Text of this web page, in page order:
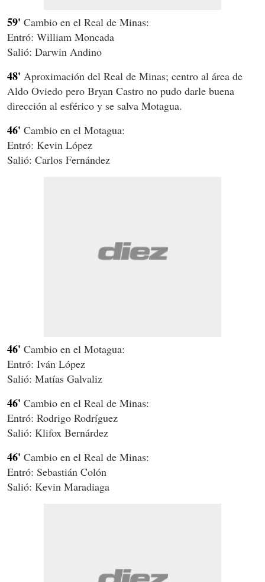
59' Cambio en el Real de Minas:
Entró: William Moncada
Salió: Darwin Andino
48' Aproximación del Real de Minas; centro al área de
Aldo Oviedo pero Bryan Castro no pudo darle buena
dirección al esférico y se salva Motagua.
46' Cambio en el Motagua:
Entró: Kevin López
Salió: Carlos Fernández
46' Cambio en el Motagua:
Entró: Iván López
Salió: Matías Galvaliz
46' Cambio en el Real de Minas:
Entró: Rodrigo Rodríguez
Salió: Klifox Bernárdez
46' Cambio en el Real de Minas:
Entró: Sebastián Colón
Salió: Kevin Maradiaga